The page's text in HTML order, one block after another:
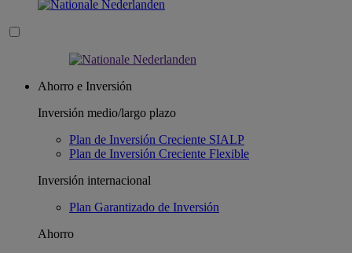
Ahorro e Inversión
Inversión medio/largo plazo
Plan de Inversión Creciente SIALP
Plan de Inversión Creciente Flexible
Inversión internacional
Plan Garantizado de Inversión
Ahorro